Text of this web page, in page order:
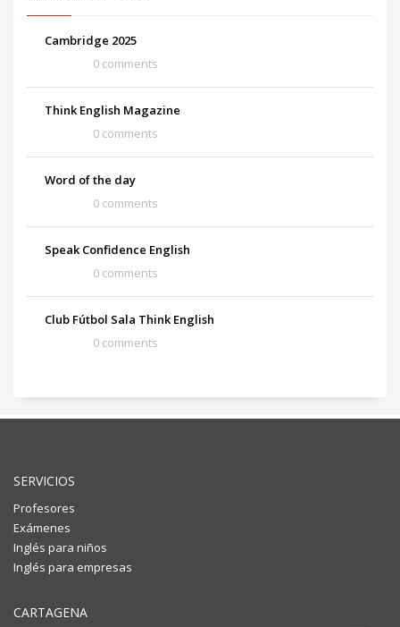
Cambridge 2025
0 comments
Think English Magazine
0 comments
Word of the day
0 comments
Speak Confidence English
0 comments
Club Fútbol Sala Think English
0 comments
SERVICIOS
Profesores
Exámenes
Inglés para niños
Inglés para empresas
CARTAGENA